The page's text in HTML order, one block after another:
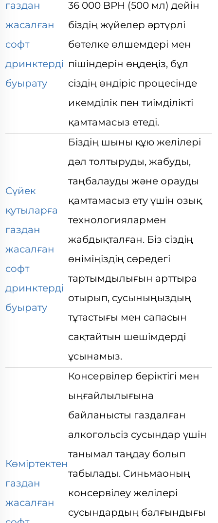
газдан
жасалған
софт
дринктерді
буырату
36 000 BPH (500 мл) дейін
біздің жүйелер әртүрлі
бөтелке өлшемдері мен
пішіндерін өңдеңіз, бұл
сіздің өндіріс процесінде
икемділік пен тиімділікті
қамтамасыз етеді.
Сүйек
қутыларға
газдан
жасалған
софт
дринктерді
буырату
Біздің шыны құю желілері
дәл толтыруды, жабуды,
таңбалауды және орауды
қамтамасыз ету үшін озық
технологиялармен
жабдықталған. Біз сіздің
өніміңіздің сөредегі
тартымдылығын арттыра
отырып, сусыныңыздың
тұтастығы мен сапасын
сақтайтын шешімдерді
ұсынамыз.
Көміртектен
газдан
жасалған
Консервілер беріктігі мен
ыңғайлылығына
байланысты газдалған
алкогольсіз сусындар үшін
танымал таңдау болып
табылады. Синьмаоның
консервілеу желілері
сусындардың балғындығы